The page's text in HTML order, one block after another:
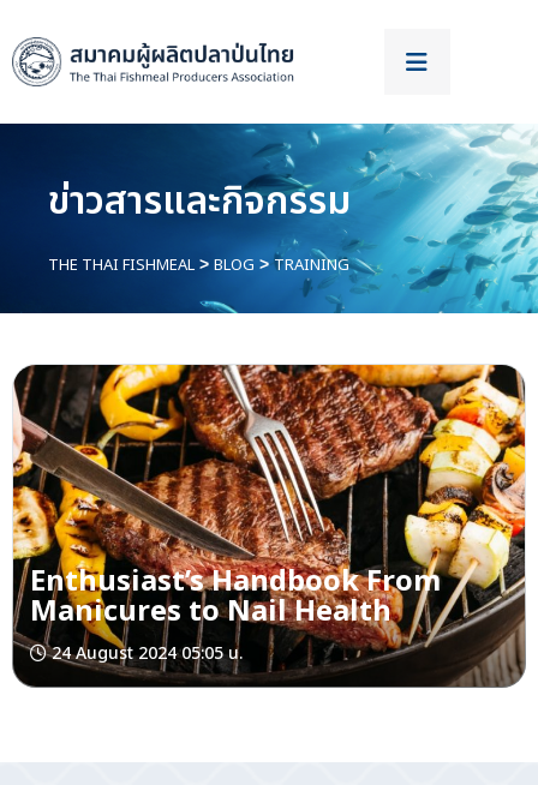
ข่าวสารและกิจกรรม
THE THAI FISHMEAL > BLOG >TRAINING
Enthusiast’s Handbook From
Manicures to Nail Health
24 August 2024 05:05 น.